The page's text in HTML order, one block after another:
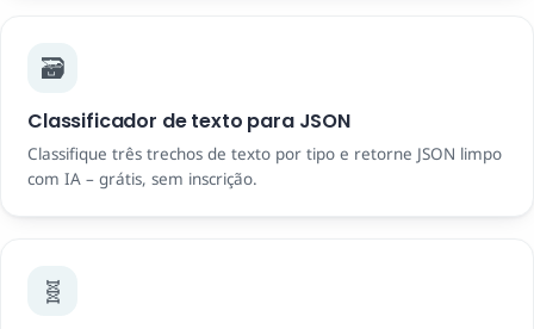
🗃️
Classificador de texto para JSON
Classifique três trechos de texto por tipo e retorne JSON limpo
com IA – grátis, sem inscrição.
🧬